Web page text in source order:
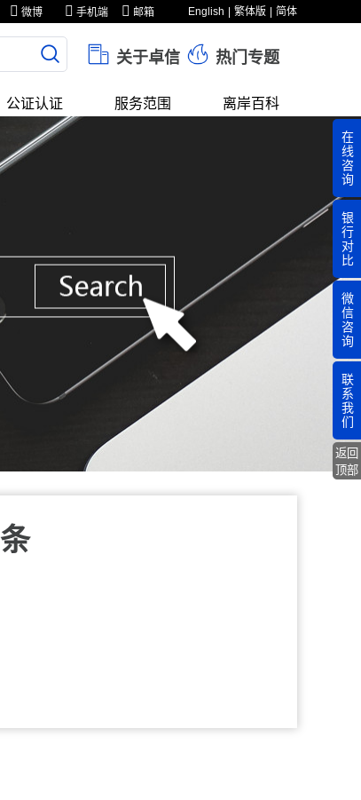
English 繁体版 简体
微博 手机端 邮箱
关于卓信 热门专题
公证认证 服务范围 离岸百科
条
在
线
咨
询
银
行
对
比
微
信
咨
询
联
系
我
们
返回
顶部